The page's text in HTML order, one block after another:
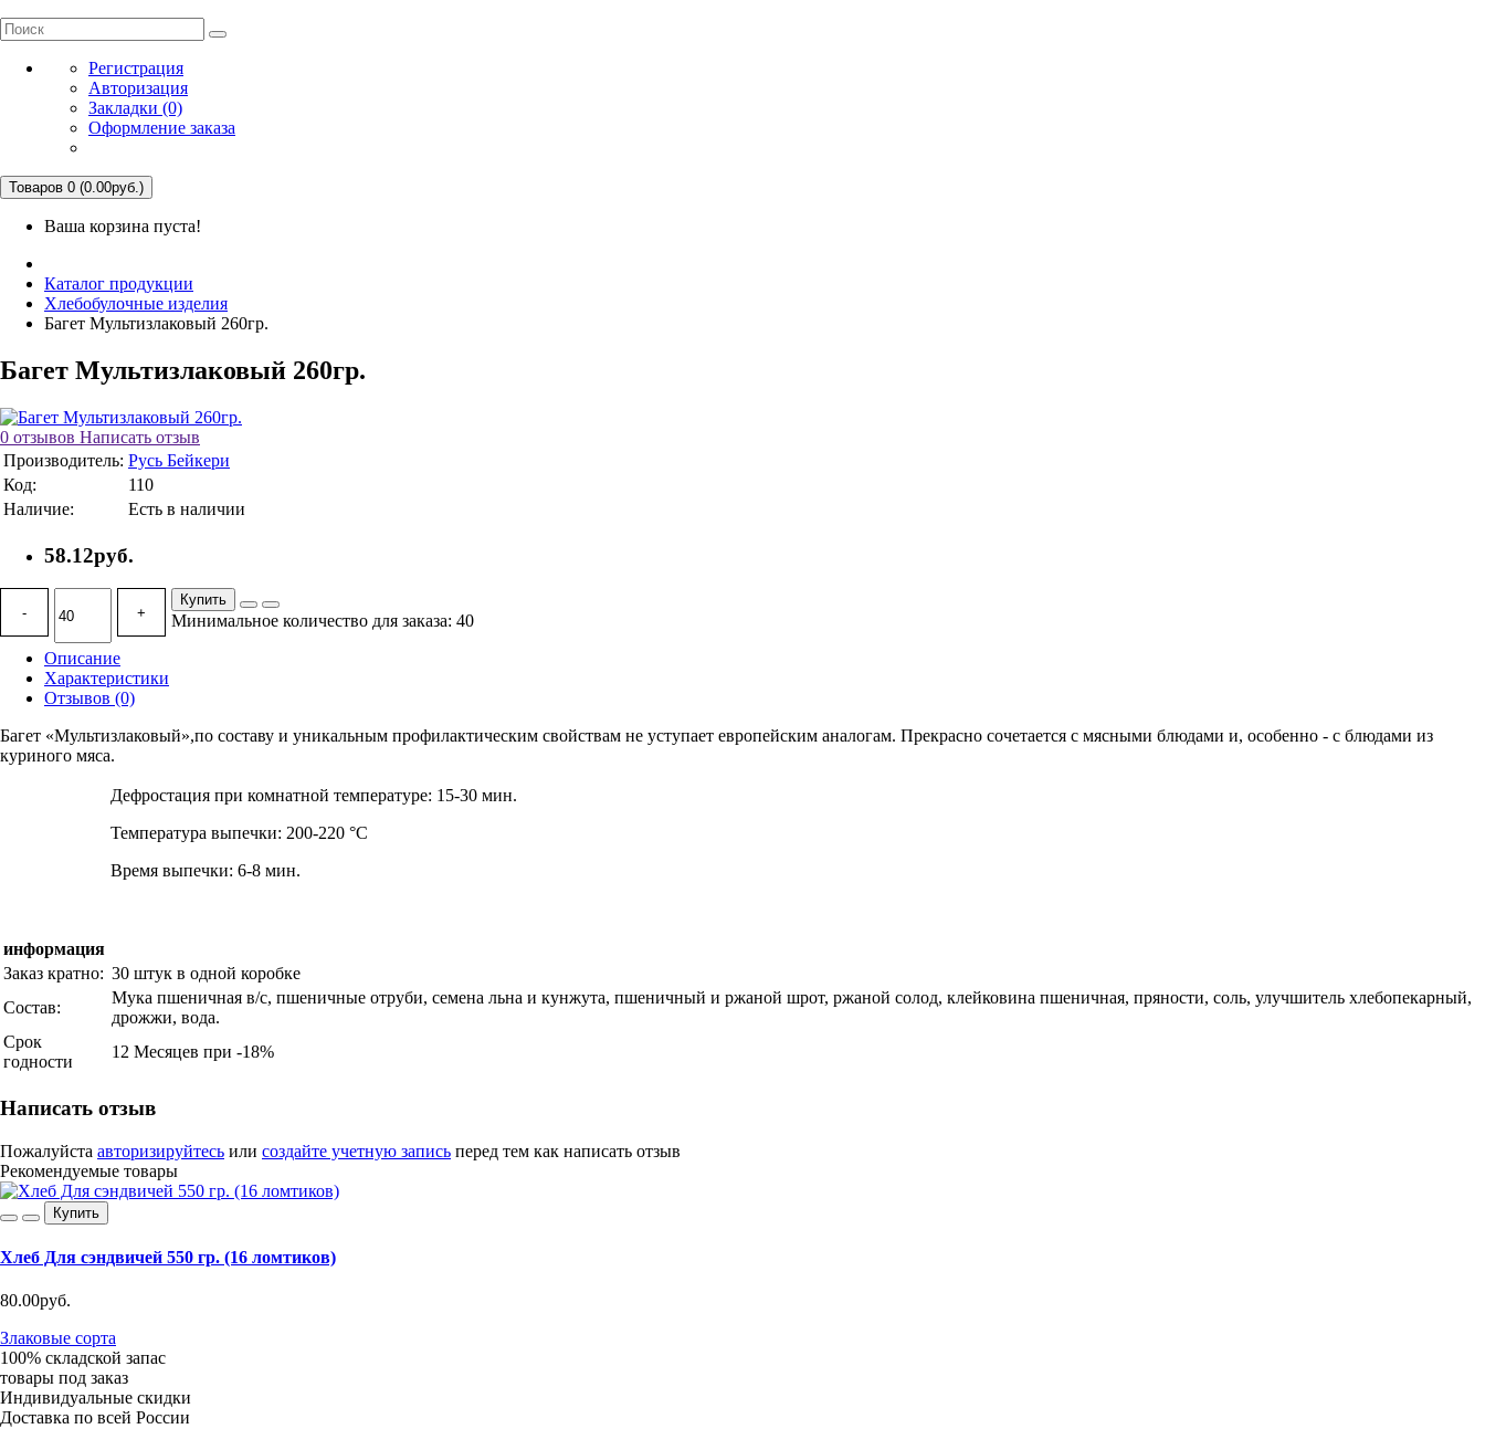
Регистрация
Авторизация
Закладки (0)
Оформление заказа
Товаров 0 (0.00руб.)
Ваша корзина пуста!
Каталог продукции
Хлебобулочные изделия
Багет Мультизлаковый 260гр.
Багет Мультизлаковый 260гр.
0 отзывов Написать отзыв
Производитель: Русь Бейкери
Код:
110
Наличие:
Есть в наличии
58.12руб.
- +
Купить
Минимальное количество для заказа: 40
Описание
Характеристики
Отзывов (0)
Багет «Мультизлаковый»,по составу и уникальным профилактическим свойствам не уступает европейским аналогам. Прекрасно сочетается с мясными блюдами и, особенно - с блюдами из
куриного мяса.
Дефростация при комнатной температуре: 15-30 мин.
Температура выпечки: 200-220 °С
Время выпечки: 6-8 мин.
информация
Заказ кратно: 30 штук в одной коробке
Состав:
Мука пшеничная в/с, пшеничные отруби, семена льна и кунжута, пшеничный и ржаной шрот, ржаной солод, клейковина пшеничная, пряности, соль, улучшитель хлебопекарный,
дрожжи, вода.
Срок
годности
12 Месяцев при -18%
Написать отзыв
Пожалуйста авторизируйтесь или создайте учетную запись перед тем как написать отзыв
Рекомендуемые товары
Купить
Хлеб Для сэндвичей 550 гр. (16 ломтиков)
80.00руб.
Злаковые сорта
100% складской запас
товары под заказ
Индивидуальные скидки
Доставка по всей России